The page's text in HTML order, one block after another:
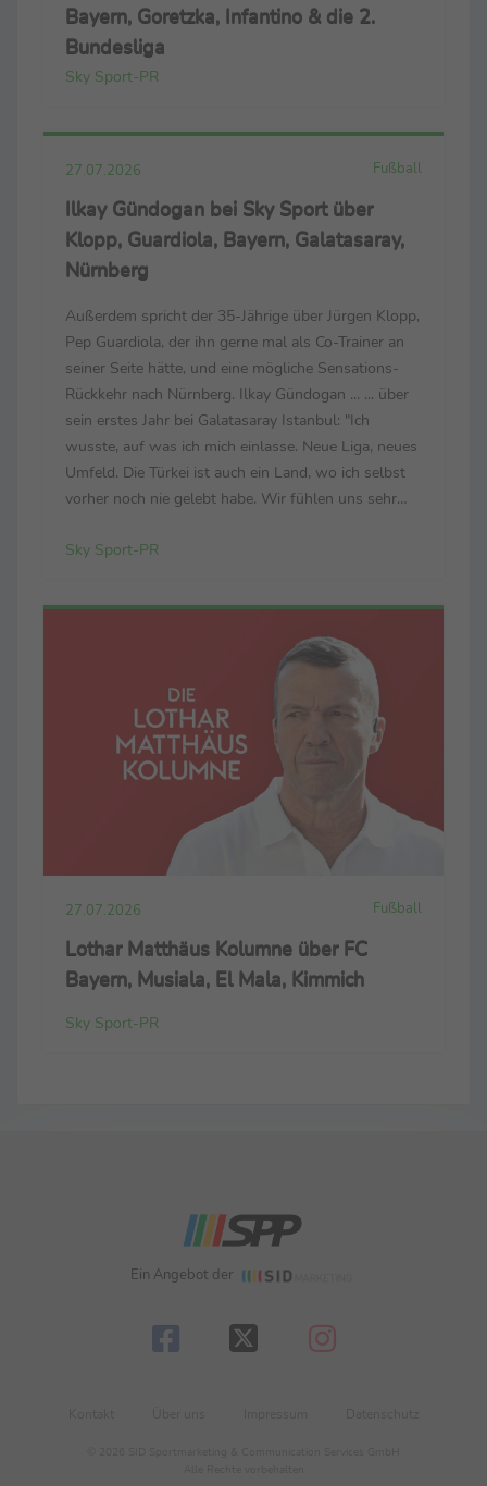
Bayern, Goretzka, Infantino & die 2.
Bundesliga
Sky Sport-PR
27.07.2026 Fußball
Ilkay Gündogan bei Sky Sport über
Klopp, Guardiola, Bayern, Galatasaray,
Nürnberg
Außerdem spricht der 35-Jährige über Jürgen Klopp,
Pep Guardiola, der ihn gerne mal als Co-Trainer an
seiner Seite hätte, und eine mögliche Sensations-
Rückkehr nach Nürnberg. Ilkay Gündogan ... ... über
sein erstes Jahr bei Galatasaray Istanbul: "Ich
wusste, auf was ich mich einlasse. Neue Liga, neues
Umfeld. Die Türkei ist auch ein Land, wo ich selbst
vorher noch nie gelebt habe. Wir fühlen uns sehr
hat ein enormes Potenzial, ...
Sky Sport-PR
27.07.2026 Fußball
Lothar Matthäus Kolumne über FC
Bayern, Musiala, El Mala, Kimmich
Sky Sport-PR
Ein Angebot der